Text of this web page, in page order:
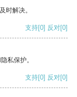
时解决。
支持[0] 反对[0]
私保护。
支持[0] 反对[0]